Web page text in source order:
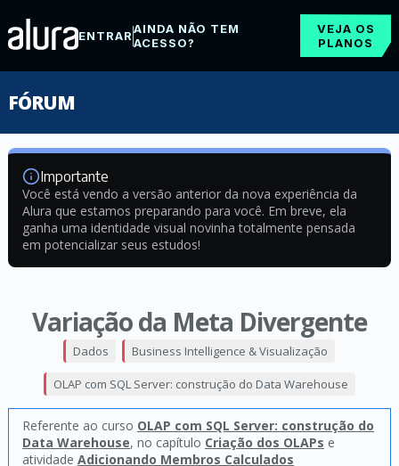
ENTRARAINDA NÃO TEM
ACESSO?
VEJA OS
PLANOS
FÓRUM
Importante
Você está vendo a versão anterior da nova experiência da
Alura que estamos preparando para você. Em breve, ela
ganha uma identidade visual novinha totalmente pensada
em potencializar seus estudos!
Variação da Meta Divergente
Dados Business Intelligence & Visualização
OLAP com SQL Server: construção do Data Warehouse
Referente ao curso OLAP com SQL Server: construção do
Data Warehouse, no capítulo Criação dos OLAPs e
atividade Adicionando Membros Calculados